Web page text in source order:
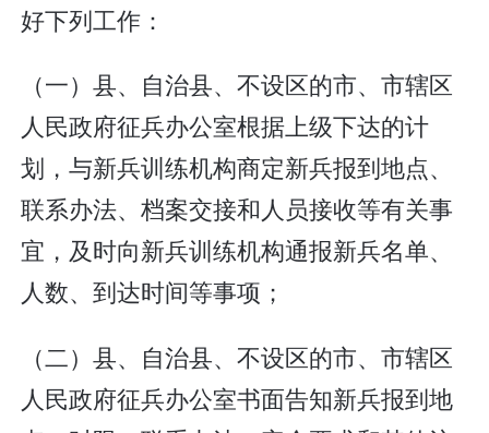
好下列工作：
（一）县、自治县、不设区的市、市辖区
人民政府征兵办公室根据上级下达的计
划，与新兵训练机构商定新兵报到地点、
联系办法、档案交接和人员接收等有关事
宜，及时向新兵训练机构通报新兵名单、
人数、到达时间等事项；
（二）县、自治县、不设区的市、市辖区
人民政府征兵办公室书面告知新兵报到地